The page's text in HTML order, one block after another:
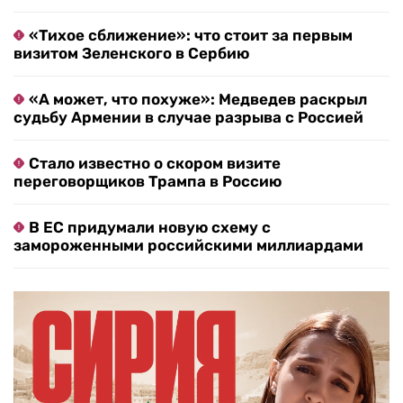
«Тихое сближение»: что стоит за первым
визитом Зеленского в Сербию
«А может, что похуже»: Медведев раскрыл
судьбу Армении в случае разрыва с Россией
Стало известно о скором визите
переговорщиков Трампа в Россию
В ЕС придумали новую схему с
замороженными российскими миллиардами